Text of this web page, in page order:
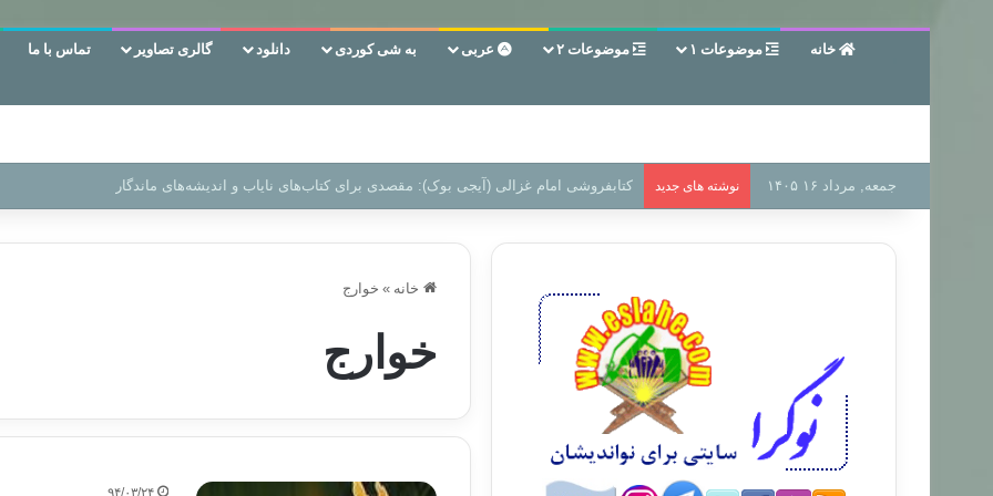
خانه موضوعات ۱ موضوعات ۲ عربی به شی کوردی دانلود گالری تصاویر تماس با ما
جمعه, مرداد ۱۶ ۱۴۰۵ نوشته های جدید سر دفتر فساد در زمین‌، دوری وکناره‌گیری از راه خداست‌!
خانه » خوارج
خوارج
۹۴/۰۳/۲۴